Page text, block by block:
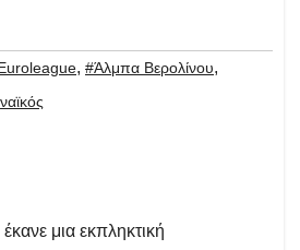
, #Άλμπα Βερολίνου,
μια εκπληκτική